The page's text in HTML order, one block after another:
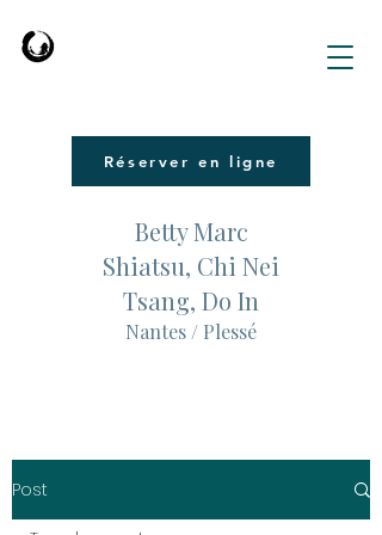
Réserver en ligne
Betty Marc
Shiatsu, Chi Nei
Tsang, Do In
Nantes / Plessé
Post